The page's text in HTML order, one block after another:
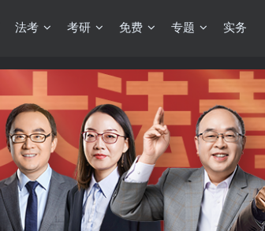
法考 考研 免费 专题 实务